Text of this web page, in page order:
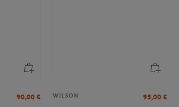
90,00 €
WILSON 95,00 €